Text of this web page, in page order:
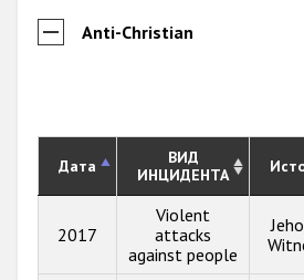
Anti-Christian
Дата
ВИД
ИНЦИДЕНТА
2017
Violent
attacks
against people